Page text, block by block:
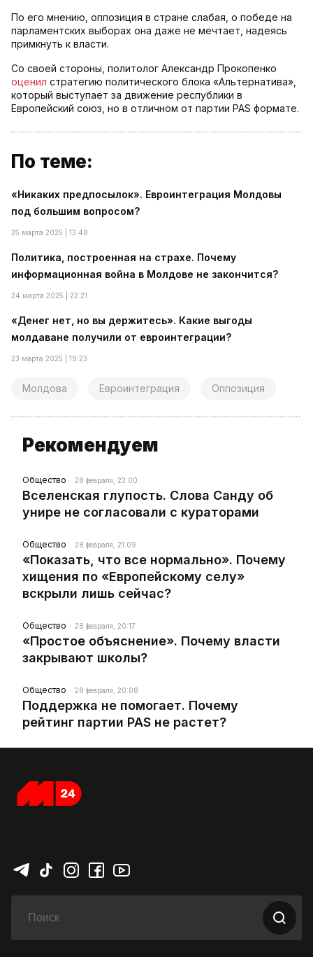
По его мнению, оппозиция в стране слабая, о победе на
парламентских выборах она даже не мечтает, надеясь
примкнуть к власти.
Со своей стороны, политолог Александр Прокопенко
оценил стратегию политического блока «Альтернатива»,
который выступает за движение республики в
Европейский союз, но в отличном от партии PAS формате.
По теме:
«Никаких предпосылок». Евроинтеграция Молдовы
под большим вопросом?
25 марта 2025 | 13:48
Политика, построенная на страхе. Почему
информационная война в Молдове не закончится?
24 марта 2025 | 22:21
«Денег нет, но вы держитесь». Какие выгоды
молдаване получили от евроинтеграции?
23 марта 2025 | 19:23
Молдова Евроинтеграция Оппозиция
Рекомендуем
Общество 28 февраля, 23:00
Вселенская глупость. Слова Санду об
унире не согласовали с кураторами
Общество 28 февраля, 21:09
«Показать, что все нормально». Почему
хищения по «Европейскому селу»
вскрыли лишь сейчас?
Общество 28 февраля, 20:17
«Простое объяснение». Почему власти
закрывают школы?
Общество 28 февраля, 20:08
Поддержка не помогает. Почему
рейтинг партии PAS не растет?